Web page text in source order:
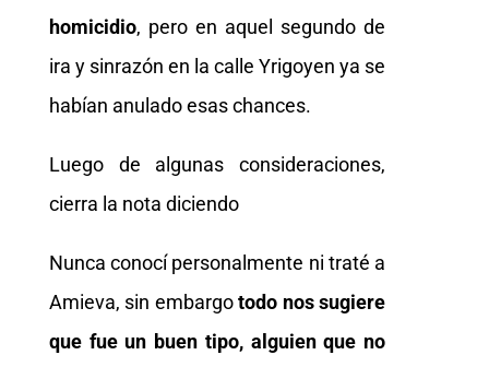
homicidio, pero en aquel segundo de
ira y sinrazón en la calle Yrigoyen ya se
habían anulado esas chances.
Luego de algunas consideraciones,
cierra la nota diciendo
Nunca conocí personalmente ni traté a
Amieva, sin embargotodo nos sugiere
que fue un buen tipo, alguien que no